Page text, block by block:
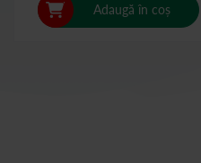
Adaugă în coș